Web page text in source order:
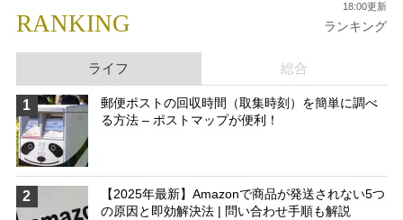
RANKING ランキング
18:00更新
ライフ 総合
1
郵便ポストの回収時間（取集時刻）を簡単に調べ
る方法 – ポストマップが便利！
2
【2025年最新】Amazonで商品が発送されない5つ
の原因と即効解決法 | 問い合わせ手順も解説